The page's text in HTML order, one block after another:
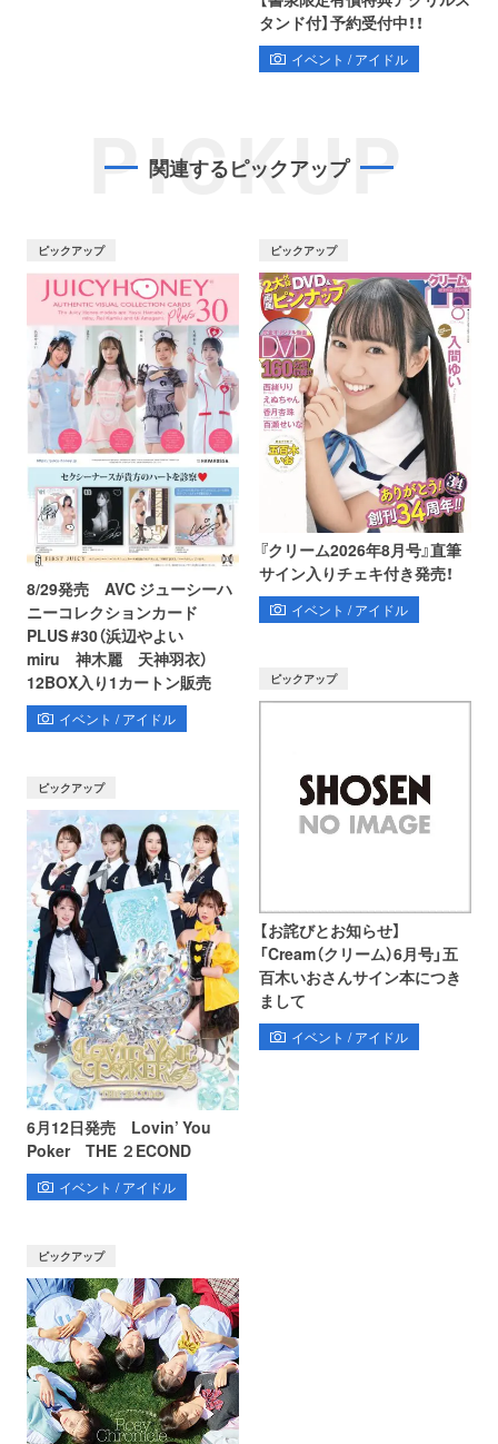
タンド付】予約受付中！！
イベント / アイドル
PICKUP
関連するピックアップ
ピックアップ
8/29発売 AVC ジューシーハ
ニーコレクションカード
PLUS #30（浜辺やよい
miru 神木麗 天神羽衣）
12BOX入り1カートン販売
イベント / アイドル
ピックアップ
『クリーム2026年8月号』直筆
サイン入りチェキ付き発売！
イベント / アイドル
ピックアップ
6月12日発売 Lovin’ You
Poker THE ２ECOND
イベント / アイドル
ピックアップ
【お詫びとお知らせ】
「Cream（クリーム）6月号」五
百木いおさんサイン本につき
まして
イベント / アイドル
ピックアップ